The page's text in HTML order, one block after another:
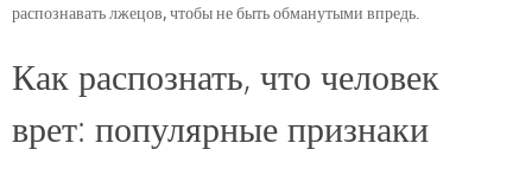
распознавать лжецов, чтобы не быть обманутыми впредь.
Как распознать, что человек
врет: популярные признаки